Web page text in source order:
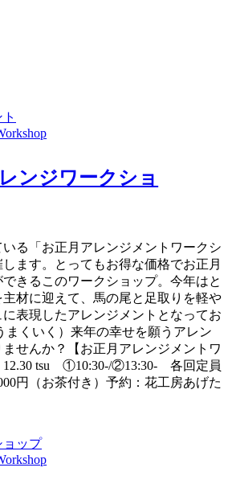
ンジワークショ
る「お正月アレンジメントワークシ
ます。とってもお得な価格でお正月
きるこのワークショップ。今年はと
材に迎えて、馬の尾と足取りを軽や
表現したアレンジメントとなってお
まくいく）来年の幸せを願うアレン
せんか？【お正月アレンジメントワ
12.30 tsu ①10:30-/②13:30- 各回定員
円（お茶付き）予約：花工房あげた